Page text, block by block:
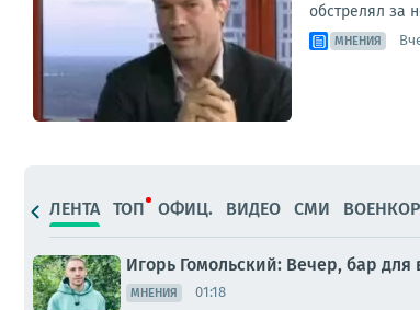
обстрелял за
МНЕНИЯ
ЛЕНТА ТОП ОФИЦ. ВИДЕО СМИ
Игорь Гомольский: Вечер, бар
МНЕНИЯ 01:18